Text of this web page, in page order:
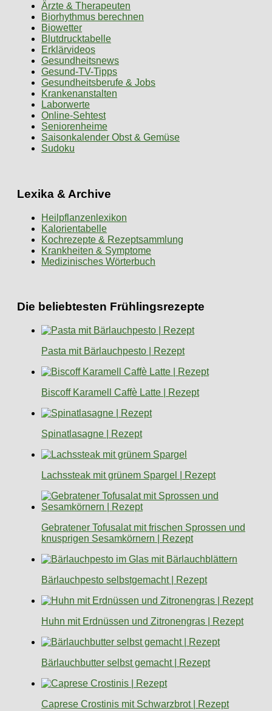
Ärzte & Therapeuten
Biorhythmus berechnen
Biowetter
Blutdrucktabelle
Erklärvideos
Gesundheitsnews
Gesund-TV-Tipps
Gesundheitsberufe & Jobs
Krankenanstalten
Laborwerte
Online-Sehtest
Seniorenheime
Saisonkalender Obst & Gemüse
Sudoku
Lexika & Archive
Heilpflanzenlexikon
Kalorientabelle
Kochrezepte & Rezeptsammlung
Krankheiten & Symptome
Medizinisches Wörterbuch
Die beliebtesten Frühlingsrezepte
Pasta mit Bärlauchpesto | Rezept
Biscoff Karamell Caffè Latte | Rezept
Spinatlasagne | Rezept
Lachssteak mit grünem Spargel | Rezept
Gebratener Tofusalat mit frischen Sprossen und
knusprigen Sesamkörnern | Rezept
Bärlauchpesto selbstgemacht | Rezept
Huhn mit Erdnüssen und Zitronengras | Rezept
Bärlauchbutter selbst gemacht | Rezept
Caprese Crostinis mit Schwarzbrot | Rezept